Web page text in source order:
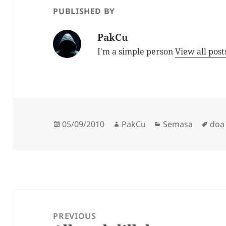
pertama : Membaca
surah Al-Faatihah dan
surah…
penyakit…
PUBLISHED BY
PakCu
I'm a simple personView all
Posted
05/09/2010 Author
PakCu Categories
Semasa Tags
doa
navigationPREVIOUS